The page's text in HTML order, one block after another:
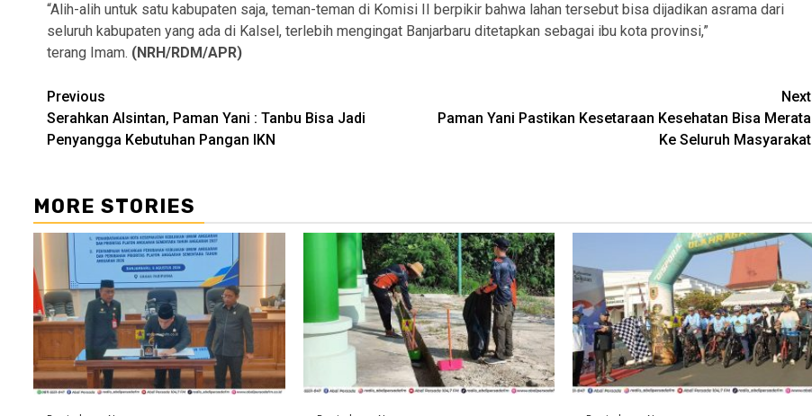
“Alih-alih untuk satu kabupaten saja, teman-teman di Komisi II berpikir bahwa lahan tersebut bisa dijadikan asrama dari
seluruh kabupaten yang ada di Kalsel, terlebih mengingat Banjarbaru ditetapkan sebagai ibu kota provinsi,”
terang Imam. (NRH/RDM/APR)
Continue
Reading
Previous
Serahkan Alsintan, Paman Yani : Tanbu Bisa Jadi
Penyangga Kebutuhan Pangan IKN
Next
Paman Yani Pastikan Kesetaraan Kesehatan Bisa Merata
Ke Seluruh Masyarakat
MORE STORIES